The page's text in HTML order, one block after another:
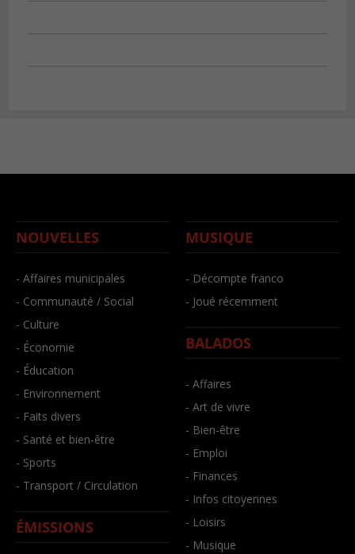
NOUVELLES
- Affaires municipales
- Communauté / Social
- Culture
- Économie
- Éducation
- Environnement
- Faits divers
- Santé et bien-être
- Sports
- Transport / Circulation
ÉMISSIONS
MUSIQUE
- Décompte franco
- Joué récemment
BALADOS
- Affaires
- Art de vivre
- Bien-être
- Emploi
- Finances
- Infos citoyennes
- Loisirs
- Musique